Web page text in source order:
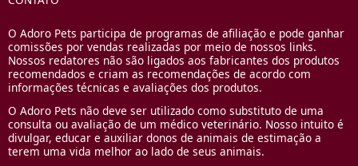
O Adoro Pets participa de programas de afiliação e pode ganhar
comissões por vendas realizadas por meio de nossos links.
Nossos redatores não são ligados aos fabricantes dos produtos
recomendados e criam as recomendações de acordo com
informações técnicas e avaliações dos produtos.
O Adoro Pets não deve ser utilizado como substituto de uma
consulta ou avaliação de um médico veterinário. Nosso intuito é
divulgar, educar e auxiliar donos de animais de estimação a
terem uma vida melhor ao lado de seus animais.